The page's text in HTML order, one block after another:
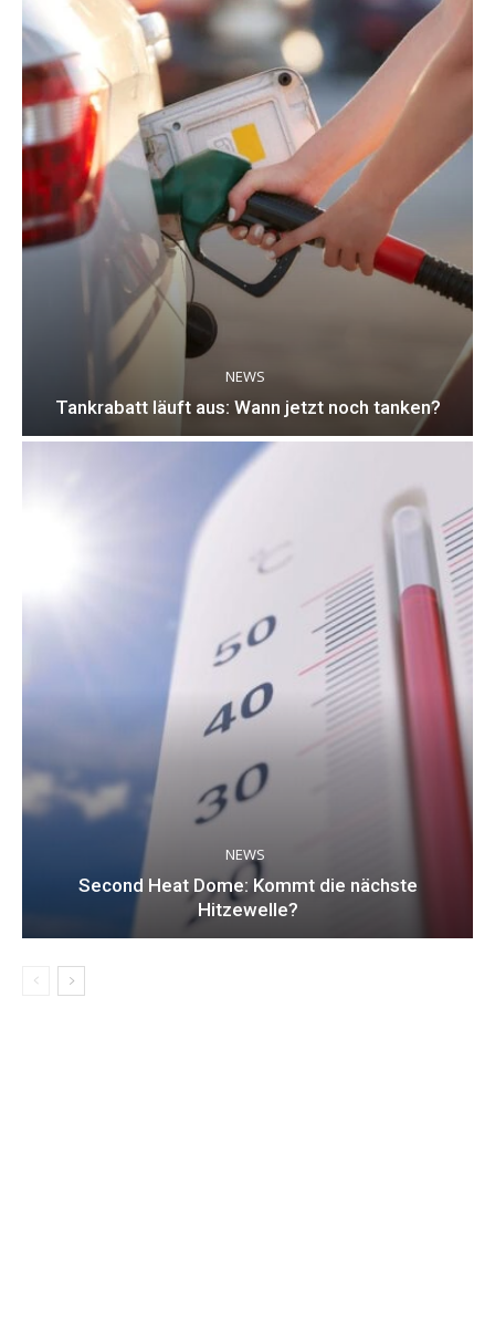
NEWS
Tankrabatt läuft aus: Wann jetzt noch tanken?
NEWS
Second Heat Dome: Kommt die nächste
Hitzewelle?